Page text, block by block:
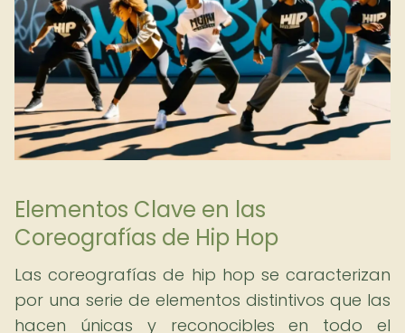
Elementos Clave en las
Coreografías de Hip Hop
Las coreografías de hip hop se caracterizan
por una serie de elementos distintivos que las
hacen únicas y reconocibles en todo el